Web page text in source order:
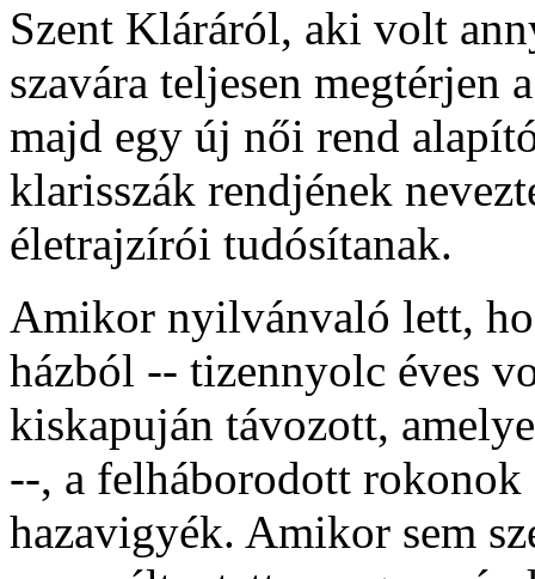
Szent Kláráról, aki volt
szavára teljesen megtérjen
majd egy új női rend
klarisszák rendjének
életrajzírói tudósítanak.
Amikor nyilvánvaló lett,
házból -- tizennyolc éves
kiskapuján távozott,
--, a felháborodott
hazavigyék. Amikor sem